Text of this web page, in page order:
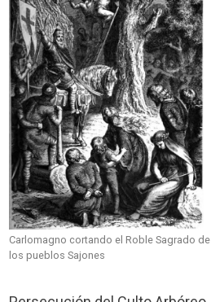
Carlomagno cortando el Roble Sagrado de
los pueblos Sajones